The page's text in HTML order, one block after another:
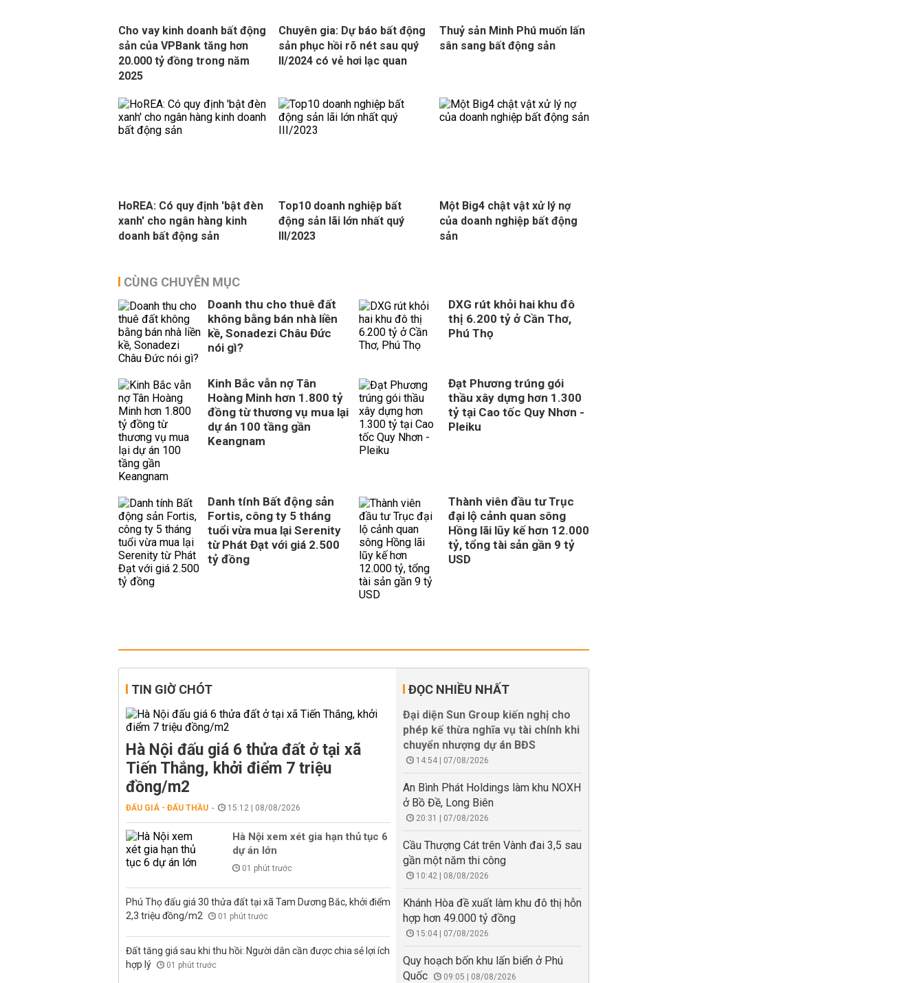
Cho vay kinh doanh bất động
sản của VPBank tăng hơn
20.000 tỷ đồng trong năm
2025
Chuyên gia: Dự báo bất động
sản phục hồi rõ nét sau quý
II/2024 có vẻ hơi lạc quan
Thuỷ sản Minh Phú muốn lấn
sân sang bất động sản
HoREA: Có quy định 'bật đèn
xanh' cho ngân hàng kinh
doanh bất động sản
Top10 doanh nghiệp bất
động sản lãi lớn nhất quý
III/2023
Một Big4 chật vật xử lý nợ
của doanh nghiệp bất động
sản
CÙNG CHUYÊN MỤC
Doanh thu cho thuê đất
không bằng bán nhà liền
kề, Sonadezi Châu Đức
nói gì?
DXG rút khỏi hai khu đô
thị 6.200 tỷ ở Cần Thơ,
Phú Thọ
Kinh Bắc vẫn nợ Tân
Hoàng Minh hơn 1.800 tỷ
đồng từ thương vụ mua lại
dự án 100 tầng gần
Keangnam
Đạt Phương trúng gói
thầu xây dựng hơn 1.300
tỷ tại Cao tốc Quy Nhơn -
Pleiku
Danh tính Bất động sản
Fortis, công ty 5 tháng
tuổi vừa mua lại Serenity
từ Phát Đạt với giá 2.500
tỷ đồng
Thành viên đầu tư Trục
đại lộ cảnh quan sông
Hồng lãi lũy kế hơn 12.000
tỷ, tổng tài sản gần 9 tỷ
USD
TIN GIỜ CHÓT
Hà Nội đấu giá 6 thửa đất ở tại xã
Tiến Thắng, khởi điểm 7 triệu
đồng/m2
ĐẤU GIÁ - ĐẤU THẦU 15:12 | 08/08/2026
Hà Nội xem xét gia hạn thủ tục 6
dự án lớn
01 phút trước
Phú Thọ đấu giá 30 thửa đất tại xã Tam Dương Bắc, khởi điểm
2,3 triệu đồng/m2
01 phút trước
Đất tăng giá sau khi thu hồi: Người dân cần được chia sẻ lợi ích
hợp lý
01 phút trước
ĐỌC NHIỀU NHẤT
Đại diện Sun Group kiến nghị cho
phép kế thừa nghĩa vụ tài chính khi
chuyển nhượng dự án BĐS
14:54 | 07/08/2026
An Bình Phát Holdings làm khu NOXH
ở Bồ Đề, Long Biên
20:31 | 07/08/2026
Cầu Thượng Cát trên Vành đai 3,5 sau
gần một năm thi công
10:42 | 08/08/2026
Khánh Hòa đề xuất làm khu đô thị hỗn
hợp hơn 49.000 tỷ đồng
15:04 | 07/08/2026
Quy hoạch bốn khu lấn biển ở Phú
Quốc
09:05 | 08/08/2026